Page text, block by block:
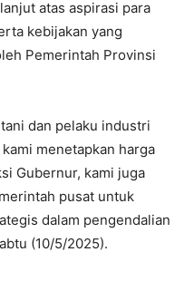
atas aspirasi para
kebijakan yang
Pemerintah Provinsi
dan pelaku industri
menetapkan harga
Gubernur, kami juga
pusat untuk
dalam pengendalian
(10/5/2025).